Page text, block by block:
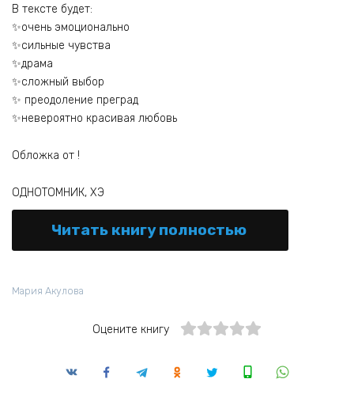
В тексте будет:
✨очень эмоционально
✨сильные чувства
✨драма
✨сложный выбор
✨ преодоление преград
✨невероятно красивая любовь
Обложка от !
ОДНОТОМНИК, ХЭ
Читать книгу полностью
Мария Акулова
Оцените книгу